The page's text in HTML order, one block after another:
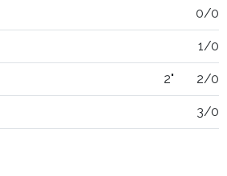
0/0
1/0
2" 2/0
3/0